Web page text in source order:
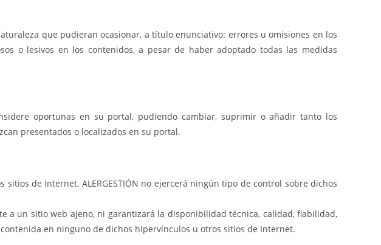
que pudieran ocasionar, a título enunciativo: errores u omisiones en los
o lesivos en los contenidos, a pesar de haber adoptado todas las medidas
oportunas en su portal, pudiendo cambiar, suprimir o añadir tanto los
presentados o localizados en su portal.
de Internet, ALERGESTIÓN no ejercerá ningún tipo de control sobre dichos
a un sitio web ajeno, ni garantizará la disponibilidad técnica, calidad, fiabilidad,
en ninguno de dichos hipervínculos u otros sitios de Internet.